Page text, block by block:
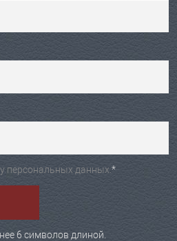
персональных данных. *
6 символов длиной.